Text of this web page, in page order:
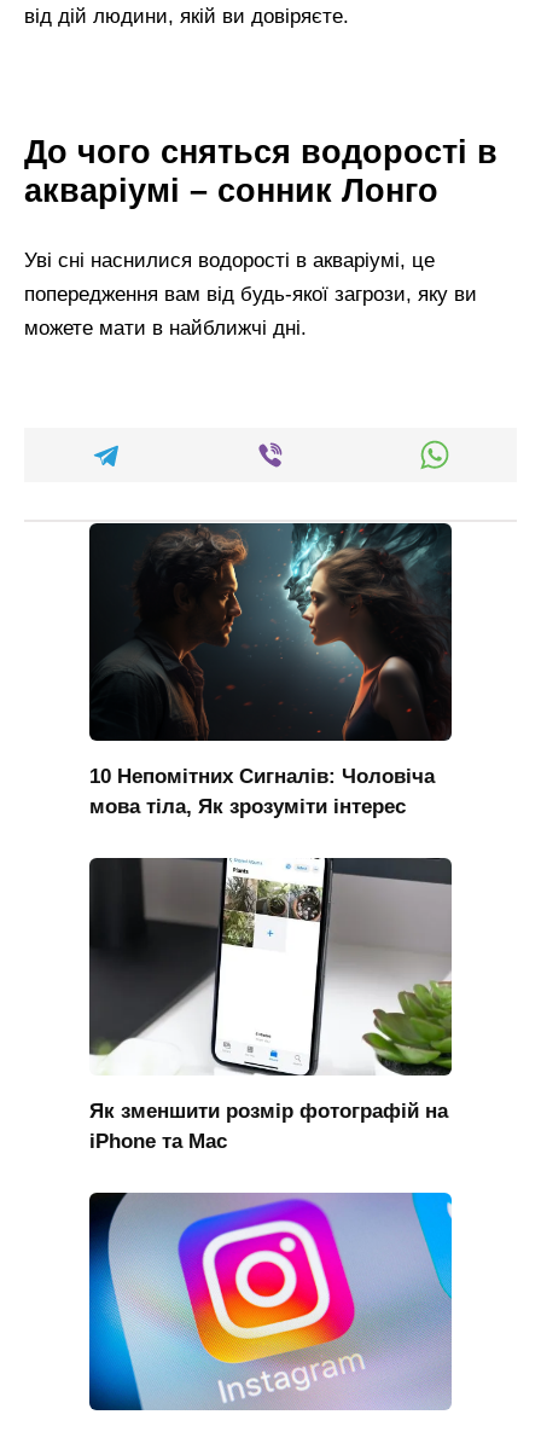
від дій людини, якій ви довіряєте.
До чого сняться водорості в
акваріумі – сонник Лонго
Уві сні наснилися водорості в акваріумі, це
попередження вам від будь-якої загрози, яку ви
можете мати в найближчі дні.
10 Непомітних Сигналів: Чоловіча
мова тіла, Як зрозуміти інтерес
Як зменшити розмір фотографій на
iPhone та Mac